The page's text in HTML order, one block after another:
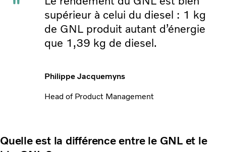
supérieur à celui du diesel : 1 kg
de GNL produit autant d’énergie
que 1,39 kg de diesel.
Philippe Jacquemyns
Head of Product Management
Quelle est la différence entre le GNL et le